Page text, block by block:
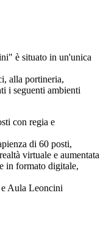
è situato in un'unica
alla portineria,
i seguenti ambienti
con regia e
di 60 posti,
virtuale e aumentata
in formato digitale,
Aula Leoncini